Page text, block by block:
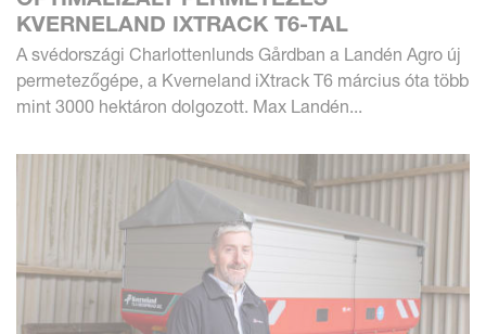
KVERNELAND IXTRACK T6-TAL
A svédországi Charlottenlunds Gårdban a Landén Agro új
permetezőgépe, a Kverneland iXtrack T6 március óta több
mint 3000 hektáron dolgozott. Max Landén...